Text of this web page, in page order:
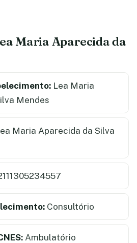
Maria Aparecida da
Lea Maria
Mendes
Maria Aparecida da Silva
Consultório
Ambulatório